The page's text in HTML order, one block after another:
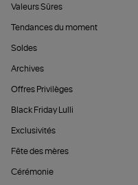
Valeurs Sûres
Tendances du moment
Soldes
Archives
Offres Privilèges
Black Friday Lulli
Exclusivités
Fête des mères
Cérémonie